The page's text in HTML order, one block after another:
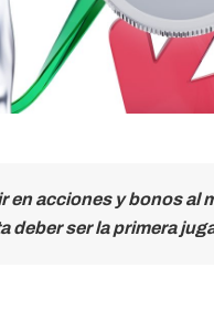
en acciones y bonos al
deber ser la primera